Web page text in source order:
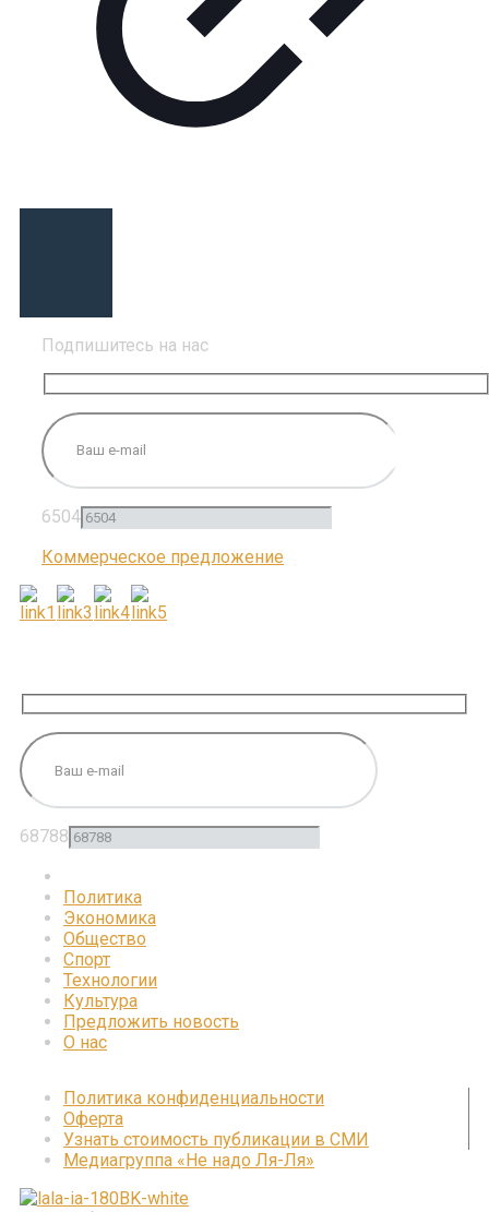
Подпишитесь на нас
6504
Коммерческое предложение
68788
Политика
Экономика
Общество
Спорт
Технологии
Культура
Предложить новость
О нас
Политика конфиденциальности
Оферта
Узнать стоимость публикации в СМИ
Медиагруппа «Не надо Ля-Ля»